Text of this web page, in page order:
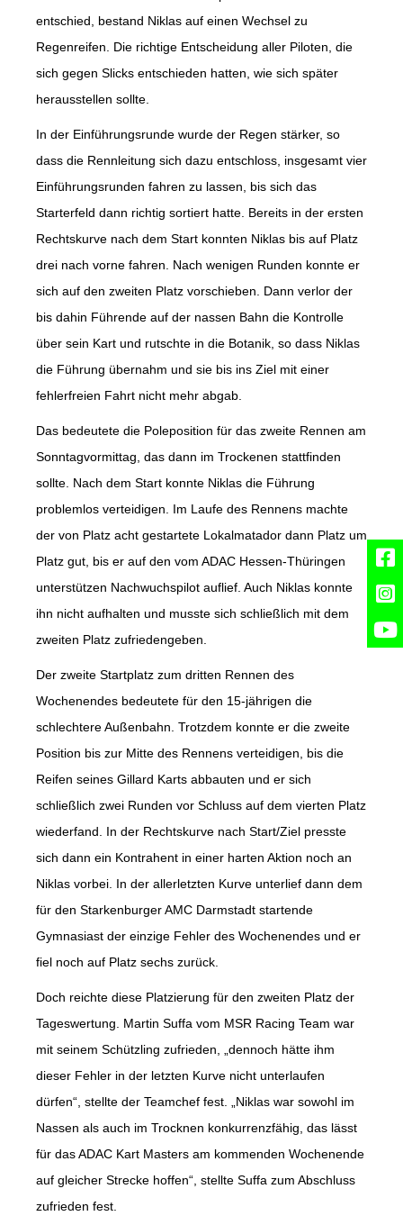
entschied, bestand Niklas auf einen Wechsel zu
Regenreifen. Die richtige Entscheidung aller Piloten, die
sich gegen Slicks entschieden hatten, wie sich später
herausstellen sollte.
In der Einführungsrunde wurde der Regen stärker, so
dass die Rennleitung sich dazu entschloss, insgesamt vier
Einführungsrunden fahren zu lassen, bis sich das
Starterfeld dann richtig sortiert hatte. Bereits in der ersten
Rechtskurve nach dem Start konnten Niklas bis auf Platz
drei nach vorne fahren. Nach wenigen Runden konnte er
sich auf den zweiten Platz vorschieben. Dann verlor der
bis dahin Führende auf der nassen Bahn die Kontrolle
über sein Kart und rutschte in die Botanik, so dass Niklas
die Führung übernahm und sie bis ins Ziel mit einer
fehlerfreien Fahrt nicht mehr abgab.
Das bedeutete die Poleposition für das zweite Rennen am
Sonntagvormittag, das dann im Trockenen stattfinden
sollte. Nach dem Start konnte Niklas die Führung
problemlos verteidigen. Im Laufe des Rennens machte
der von Platz acht gestartete Lokalmatador dann Platz um
Platz gut, bis er auf den vom ADAC Hessen-Thüringen
unterstützen Nachwuchspilot auflief. Auch Niklas konnte
ihn nicht aufhalten und musste sich schließlich mit dem
zweiten Platz zufriedengeben.
Der zweite Startplatz zum dritten Rennen des
Wochenendes bedeutete für den 15-jährigen die
schlechtere Außenbahn. Trotzdem konnte er die zweite
Position bis zur Mitte des Rennens verteidigen, bis die
Reifen seines Gillard Karts abbauten und er sich
schließlich zwei Runden vor Schluss auf dem vierten Platz
wiederfand. In der Rechtskurve nach Start/Ziel presste
sich dann ein Kontrahent in einer harten Aktion noch an
Niklas vorbei. In der allerletzten Kurve unterlief dann dem
für den Starkenburger AMC Darmstadt startende
Gymnasiast der einzige Fehler des Wochenendes und er
fiel noch auf Platz sechs zurück.
Doch reichte diese Platzierung für den zweiten Platz der
Tageswertung. Martin Suffa vom MSR Racing Team war
mit seinem Schützling zufrieden, „dennoch hätte ihm
dieser Fehler in der letzten Kurve nicht unterlaufen
dürfen“, stellte der Teamchef fest. „Niklas war sowohl im
Nassen als auch im Trocknen konkurrenzfähig, das lässt
für das ADAC Kart Masters am kommenden Wochenende
auf gleicher Strecke hoffen“, stellte Suffa zum Abschluss
zufrieden fest.